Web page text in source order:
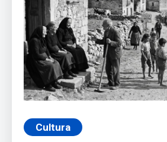
Cultura